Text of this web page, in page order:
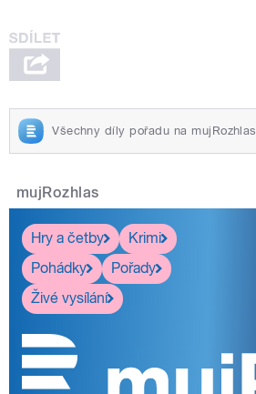
Všechny díly pořadu na mujRozhlas
mujRozhlas
Hry a četby
Krimi
Pohádky
Pořady
Živé vysílání